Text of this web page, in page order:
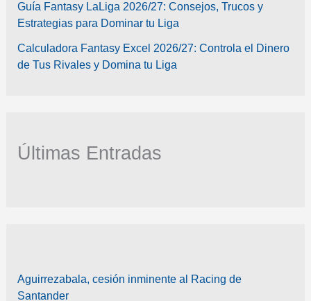
Guía Fantasy LaLiga 2026/27: Consejos, Trucos y
Estrategias para Dominar tu Liga
Calculadora Fantasy Excel 2026/27: Controla el Dinero
de Tus Rivales y Domina tu Liga
Últimas Entradas
Aguirrezabala, cesión inminente al Racing de
Santander